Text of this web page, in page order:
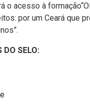
o acesso à
por um Ceará que
DO SELO: